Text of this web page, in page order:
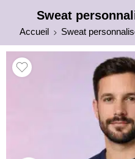
Sweat
Accueil Sweat